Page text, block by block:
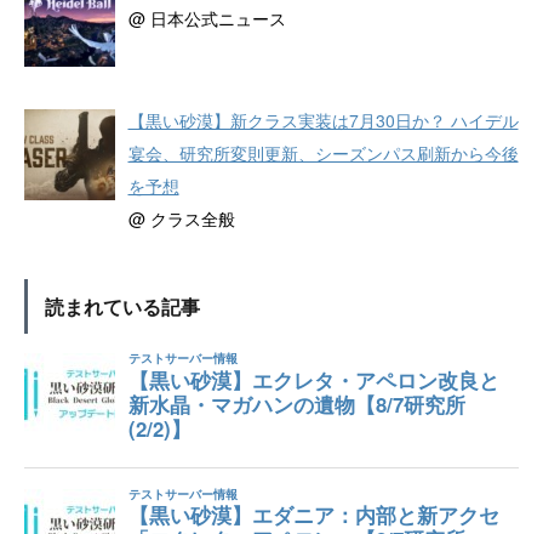
@ 日本公式ニュース
【黒い砂漠】新クラス実装は7月30日か？ ハイデル
宴会、研究所変則更新、シーズンパス刷新から今後
を予想
@ クラス全般
読まれている記事